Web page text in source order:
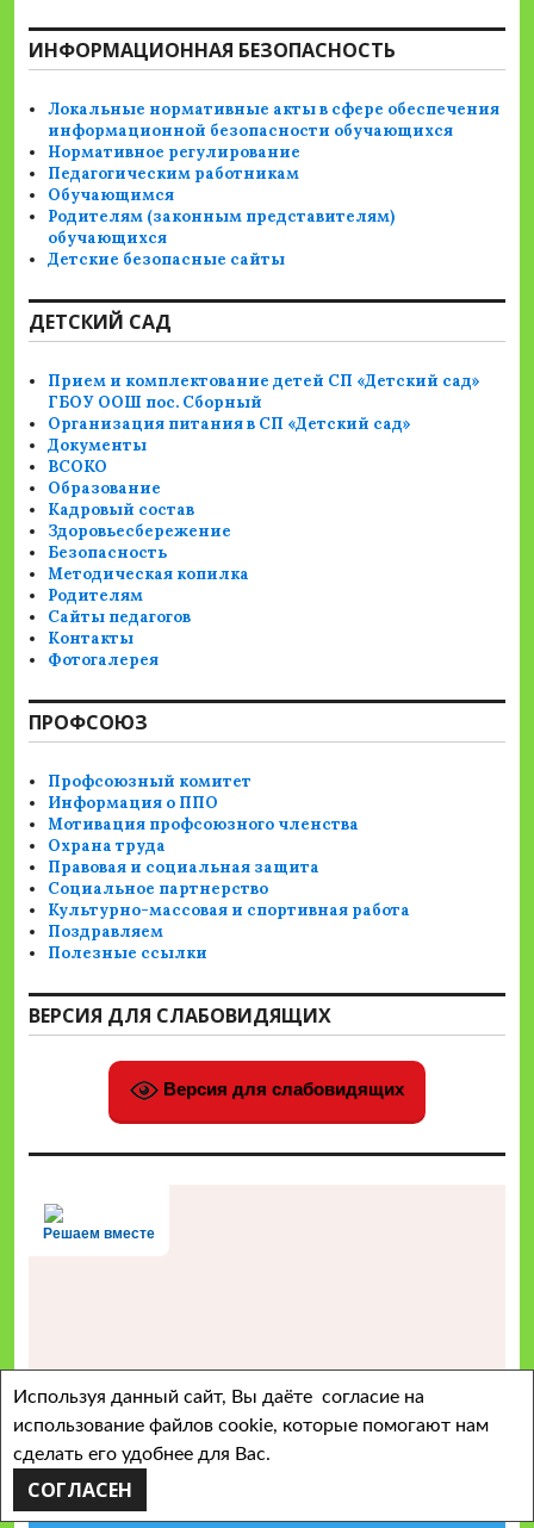
ИНФОРМАЦИОННАЯ БЕЗОПАСНОСТЬ
Локальные нормативные акты в сфере обеспечения
информационной безопасности обучающихся
Нормативное регулирование
Педагогическим работникам
Обучающимся
Родителям (законным представителям)
обучающихся
Детские безопасные сайты
ДЕТСКИЙ САД
Прием и комплектование детей СП «Детский сад»
ГБОУ ООШ пос. Сборный
Организация питания в СП «Детский сад»
Документы
ВСОКО
Образование
Кадровый состав
Здоровьесбережение
Безопасность
Методическая копилка
Родителям
Сайты педагогов
Контакты
Фотогалерея
ПРОФСОЮЗ
Профсоюзный комитет
Информация о ППО
Мотивация профсоюзного членства
Охрана труда
Правовая и социальная защита
Социальное партнерство
Культурно-массовая и спортивная работа
Поздравляем
Полезные ссылки
ВЕРСИЯ ДЛЯ СЛАБОВИДЯЩИХ
Версия для слабовидящих
Решаем вместе
Используя данный сайт, Вы даёте согласие на
использование файлов cookie, которые помогают нам
сделать его удобнее для Вас.
СОГЛАСЕН